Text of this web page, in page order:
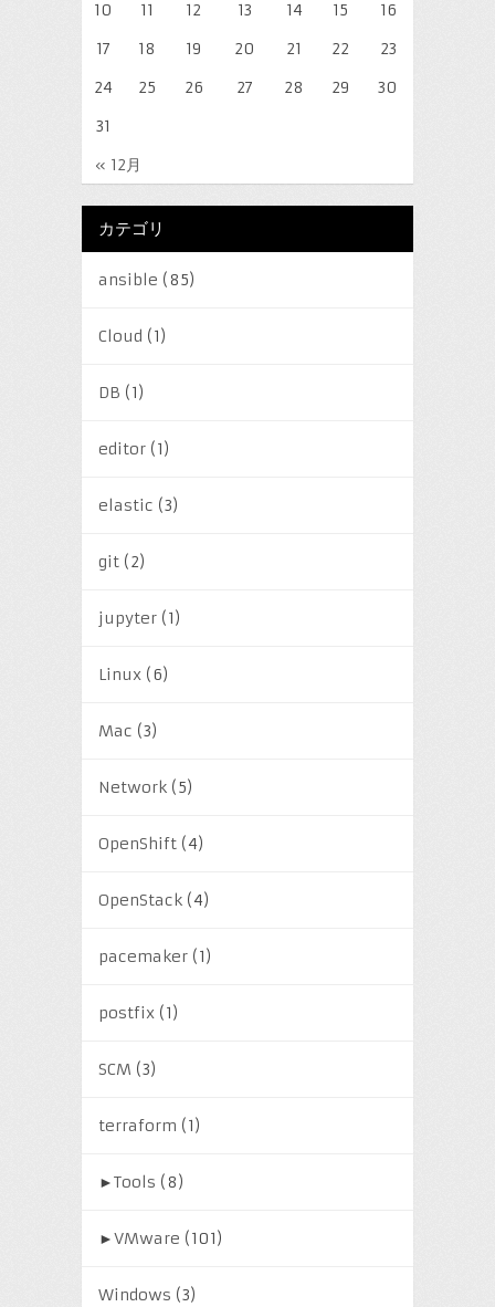
« 12月
10 11 12 13 14 15
16
17
18 19 20 21 22
23
24
25 26 27 28 29
30
31
カテゴリ
ansible (85)
Cloud (1)
DB (1)
editor(1)
elastic (3)
git(2)
jupyter(1)
Linux(6)
Mac (3)
Network(5)
OpenShift(4)
OpenStack(4)
pacemaker(1)
postfix(1)
SCM (3)
terraform (1)
►Tools (8)
►VMware (101)
Windows (3)